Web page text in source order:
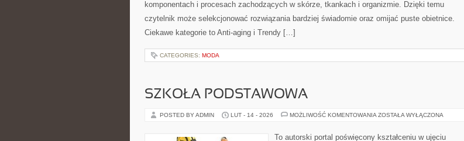
komponentach i procesach zachodzących w skórze, tkankach i organizmie. Dzięki temu
czytelnik może selekcjonować rozwiązania bardziej świadomie oraz omijać puste obietnice.
Ciekawe kategorie to Anti-aging i Trendy […]
CATEGORIES: MODA
SZKOŁA PODSTAWOWA
POSTED BY ADMIN LUT - 14 - 2026 MOŻLIWOŚĆ KOMENTOWANIA SZKOŁA
ZOSTAŁA WYŁĄCZONA
To autorski portal poświęcony kształceniu w ujęciu